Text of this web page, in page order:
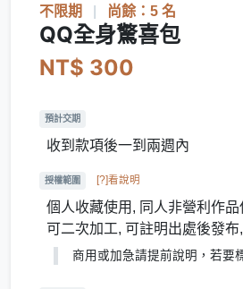
不限期 尚餘：5 名
QQ全身驚喜包
NT$ 300
預計交期
收到款項後一到兩週內
授權範圍 [?]看說明
個人收藏使用, 同人非營利作
可二次加工, 可註明出處後發
商用或加急請提前說明，若要